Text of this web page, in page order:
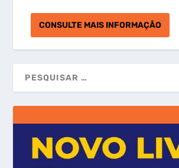
CONSULTE MAIS INFORMAÇÃO